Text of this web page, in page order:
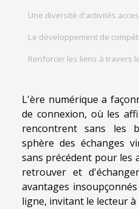
Une diversité d'activités
Le développement de
Renforcer les liens à travers
L'ère numérique a
de connexion, où les
rencontrent sans les
sphère des échanges
sans précédent pour les
retrouver et
avantages
ligne, invitant le lecteur